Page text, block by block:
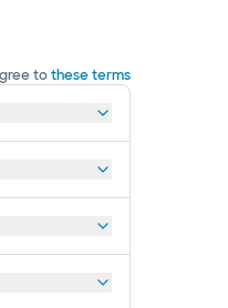
tothese terms